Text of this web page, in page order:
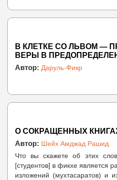
В КЛЕТКЕ СО ЛЬВОМ —
ВЕРЫ В
Автор: Даруль-Фикр
О СОКРАЩЕННЫХ
Автор: Шейх Амджад Рашид
Что вы скажете об этих
[студентов] в фикхе является
изложений (мухтасаратов) и